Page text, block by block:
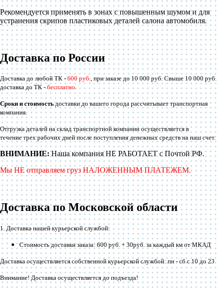
Рекомендуется применять в зонах с повышенным шумом и для
устранения скрипов пластиковых деталей салона автомобиля.
Доставка по России
Доставка до любой ТК -600 руб., при заказе до 10 000 руб. Свыше 10 000 руб.
доставка до ТК -бесплатно.
Сроки и стоимостьдоставки до вашего города рассчитывает транспортная
компания.
Отгрузка деталей на склад транспортной компании осуществляется в
течение трех рабочих дней после поступления денежных средств на наш счет.
ВНИМАНИЕ:Наша компания НЕ РАБОТАЕТ с Почтой РФ.
Мы НЕ отправляем груз НАЛОЖЕННЫМ ПЛАТЕЖЕМ.
Доставка по Московской области
1. Доставка нашей курьерской службой:
Стоимость доставки заказа: 600 руб. + 30руб. за каждый км от МКАД
Доставка осуществляется собственной курьерской службой: пн - сб с 10 до 23
Внимание! Доставка осуществляется до подъезда!